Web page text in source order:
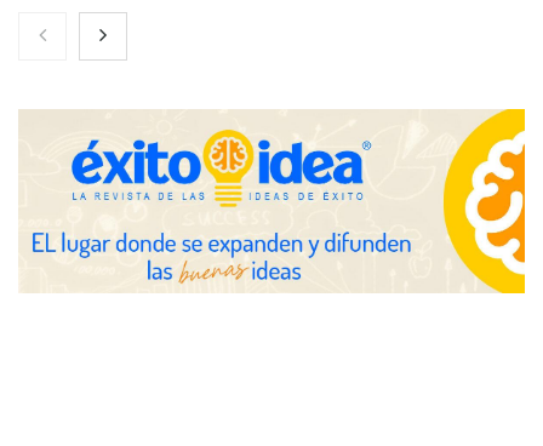
Zoomex mejora su Strategy Center con herramientas
avanzadas para trading estratégico
COMPALISS de LYSOTRIC: cuando un solo producto multiplica
las posibilidades del salón profesional
Fundación Mapfre y CISE lanzan el concurso ‘Talento Sénior’
para impulsar ideas innovadoras creadas por y para mayores